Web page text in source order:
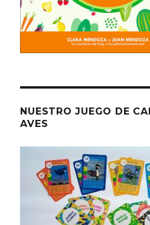
NUESTRO JUEGO DE
AVES